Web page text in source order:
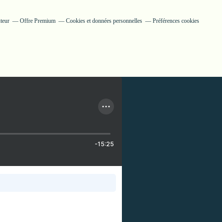
Offre Premium Cookies et données personnelles Préférences cookies
-15:25